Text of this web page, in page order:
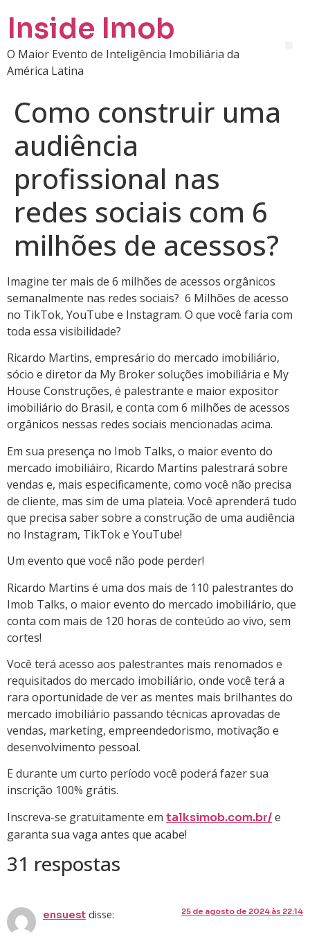
Inside Imob
O Maior Evento de Inteligência Imobiliária da
América Latina
Como construir uma
audiência
profissional nas
redes sociais com 6
milhões de acessos?
Imagine ter mais de 6 milhões de acessos orgânicos
semanalmente nas redes sociais? 6 Milhões de acesso
no TikTok, YouTube e Instagram. O que você faria com
toda essa visibilidade?
Ricardo Martins, empresário do mercado imobiliário,
sócio e diretor da My Broker soluções imobiliária e My
House Construções, é palestrante e maior expositor
imobiliário do Brasil, e conta com 6 milhões de acessos
orgânicos nessas redes sociais mencionadas acima.
Em sua presença no Imob Talks, o maior evento do
mercado imobiliáiro, Ricardo Martins palestrará sobre
vendas e, mais especificamente, como você não precisa
de cliente, mas sim de uma plateia. Você aprenderá tudo
que precisa saber sobre a construção de uma audiência
no Instagram, TikTok e YouTube!
Um evento que você não pode perder!
Ricardo Martins é uma dos mais de 110 palestrantes do
Imob Talks, o maior evento do mercado imobiliário, que
conta com mais de 120 horas de conteúdo ao vivo, sem
cortes!
Você terá acesso aos palestrantes mais renomados e
requisitados do mercado imobiliário, onde você terá a
rara oportunidade de ver as mentes mais brilhantes do
mercado imobiliário passando técnicas aprovadas de
vendas, marketing, empreendedorismo, motivação e
desenvolvimento pessoal.
E durante um curto período você poderá fazer sua
inscrição 100% grátis.
Inscreva-se gratuitamente em talksimob.com.br/e
garanta sua vaga antes que acabe!
31 respostas
ensuest disse: 25 de agosto de 2024 às 22:14